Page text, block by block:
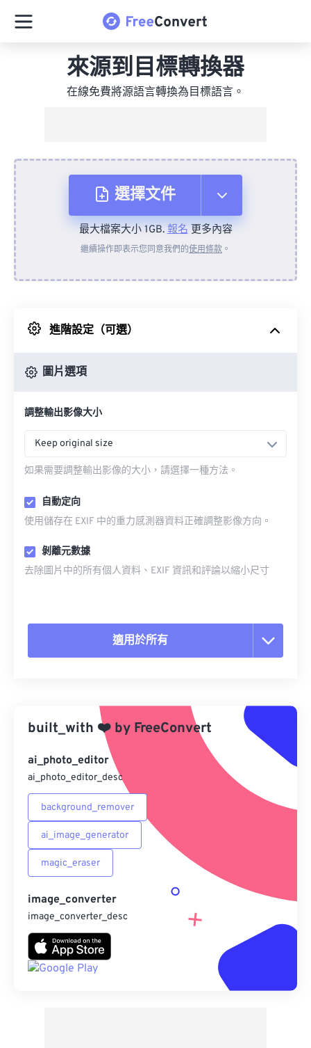
來源到目標轉換器
在線免費將源語言轉換為目標語言。
選擇文件
來自裝置
來自 Google 雲端硬碟
最大檔案大小 1GB.報名更多內容
繼續操作即表示您同意我們的使用條款 。
進階設定（可選）
圖片選項
調整輸出影像大小
Keep original size
如果需要調整輸出影像的大小，請選擇一種方法。
自動定向
使用儲存在 EXIF 中的重力感測器資料正確調整影像方向。
剝離元數據
去除圖片中的所有個人資料、EXIF 資訊和評論以縮小尺寸
適用於所有
另存為預設
built_with ❤️ by FreeConvert
ai_photo_editor
ai_photo_editor_desc
background_remover
ai_image_generator
magic_eraser
image_converter
image_converter_desc